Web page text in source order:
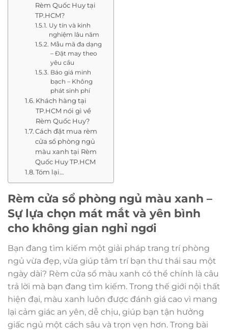
Rèm Quốc Huy tại
TP.HCM?
Uy tín và kinh
nghiệm lâu năm
Mẫu mã đa dạng
– Đặt may theo
yêu cầu
Báo giá minh
bạch – Không
phát sinh phí
Khách hàng tại
TP.HCM nói gì về
Rèm Quốc Huy?
Cách đặt mua rèm
cửa sổ phòng ngủ
màu xanh tại Rèm
Quốc Huy TP.HCM
Tóm lại…
Rèm cửa sổ phòng ngủ màu xanh –
Sự lựa chọn mát mắt và yên bình
cho không gian nghỉ ngơi
Bạn đang tìm kiếm một giải pháp trang trí phòng
ngủ vừa đẹp, vừa giúp tâm trí bạn thư thái sau một
ngày dài? Rèm cửa sổ màu xanh có thể chính là câu
trả lời mà bạn đang tìm kiếm. Trong thế giới nội thất
hiện đại, màu xanh luôn được đánh giá cao vì mang
lại cảm giác an yên, dễ chịu, giúp bạn tận hưởng
giấc ngủ một cách sâu và trọn vẹn hơn. Trong bài